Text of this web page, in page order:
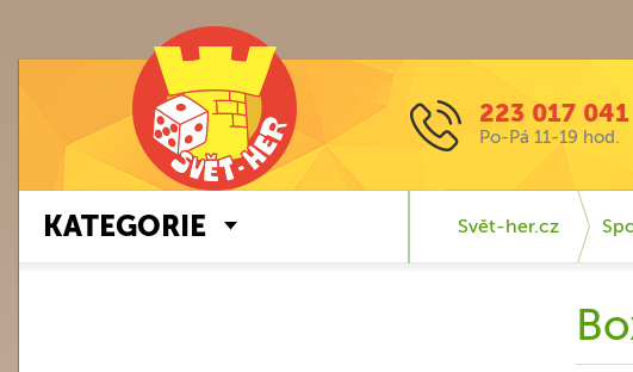
223 017 041
Po-Pá 11-19 hod.
KATEGORIE Svět-her.cz